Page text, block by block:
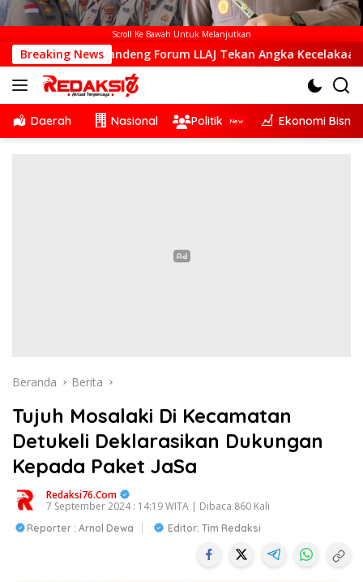
Scroll Ke Bawah Untuk Melanjutkan
Breaking NewsForum LLAJ Tekan Angka Kecelakaan PT
Daerah Nasional Politik Ekonomi Bisnis
Beranda Berita
Tujuh Mosalaki Di Kecamatan
Detukeli Deklarasikan Dukungan
Kepada Paket JaSa
Redaksi76.com
7 September 2024 : 14:19 WITA | Dibaca 860 Kali
Reporter : Arnol Dewa Editor: Tim Redaksi